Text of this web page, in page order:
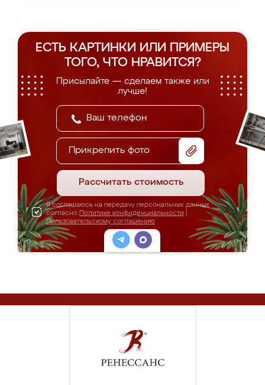
ЕСТЬ КАРТИНКИ ИЛИ ПРИМЕРЫ
ТОГО, ЧТО НРАВИТСЯ?
Присылайте — сделаем также или
лучше!
Прикрепить фото
Рассчитать стоимость
Я соглашаюсь на передачу персональных данных
согласно Политике конфиденциальности
Пользовательскому соглашению